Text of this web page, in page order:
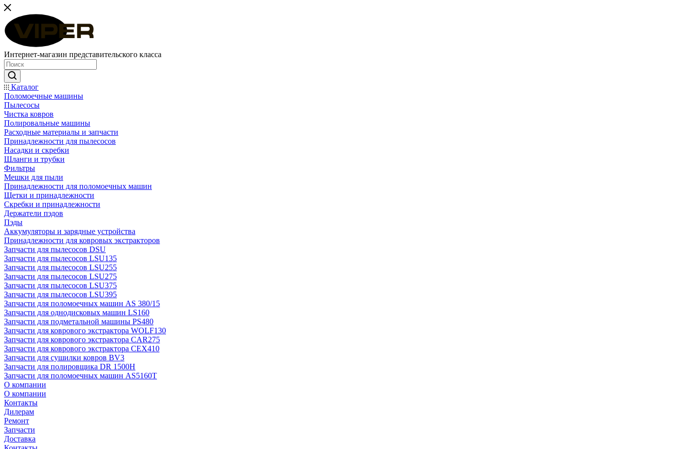
Интернет-магазин представительского класса
Каталог
Поломоечные машины
Пылесосы
Чистка ковров
Полировальные машины
Расходные материалы и запчасти
Принадлежности для пылесосов
Насадки и скребки
Шланги и трубки
Фильтры
Мешки для пыли
Принадлежности для поломоечных машин
Щетки и принадлежности
Скребки и принадлежности
Держатели пэдов
Пэды
Аккумуляторы и зарядные устройства
Принадлежности для ковровых экстракторов
Запчасти для пылесосов DSU
Запчасти для пылесосов LSU135
Запчасти для пылесосов LSU255
Запчасти для пылесосов LSU275
Запчасти для пылесосов LSU375
Запчасти для пылесосов LSU395
Запчасти для поломоечных машин AS 380/15
Запчасти для однодисковых машин LS160
Запчасти для подметальной машины PS480
Запчасти для коврового экстрактора WOLF130
Запчасти для коврового экстрактора CAR275
Запчасти для коврового экстрактора CEX410
Запчасти для сушилки ковров BV3
Запчасти для полировщика DR 1500H
Запчасти для поломоечных машин AS5160T
О компании
О компании
Контакты
Дилерам
Ремонт
Запчасти
Доставка